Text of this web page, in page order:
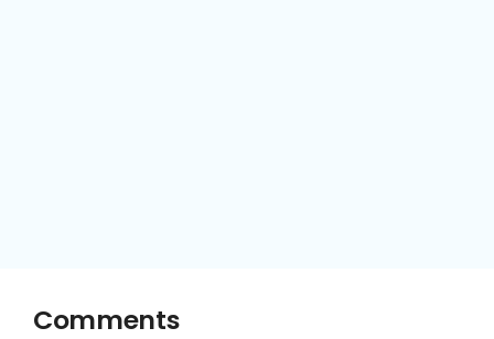
Comments